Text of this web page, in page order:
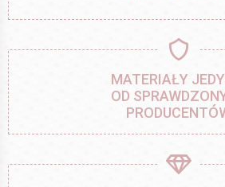
MATERIAŁY
OD